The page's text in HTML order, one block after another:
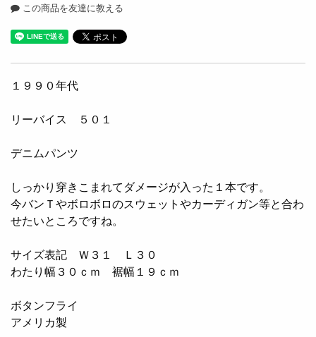
この商品を友達に教える
１９９０年代
リーバイス ５０１
デニムパンツ
しっかり穿きこまれてダメージが入った１本です。
今バンＴやボロボロのスウェットやカーディガン等と合わ
せたいところですね。
サイズ表記 Ｗ３１ Ｌ３０
わたり幅３０ｃｍ 裾幅１９ｃｍ
ボタンフライ
アメリカ製